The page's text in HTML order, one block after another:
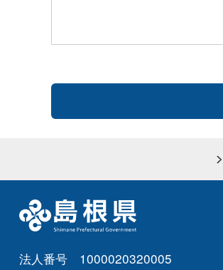
法人番号 1000020320005